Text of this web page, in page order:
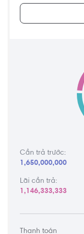
Cần trả trước:
1,650,000,000
Lãi cần trả:
1,146,333,333
Thanh toán